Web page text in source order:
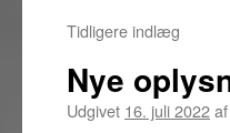
Tidligere indlæg
Nye
Udgivet 16. juli 2022af